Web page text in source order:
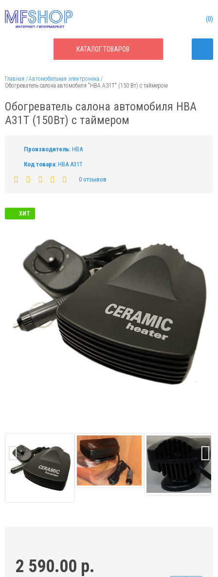
КАТАЛОГТОВАРОВ
0
Главная
Автомобильная электроника
Обогреватель салона автомобиля "HBA A31T" (150 Вт) с таймером
Обогреватель салона автомобиля HBA
A31T (150Вт) с таймером
Производитель: HBA
Код товара: HBA A31T
0 отзывов
ХИТ
2 590.00 р.